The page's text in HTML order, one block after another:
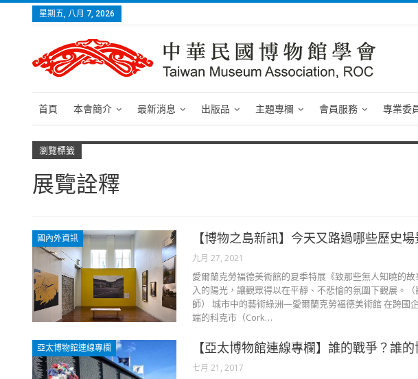
星期五, 八月 7, 2026
首頁 本會簡介 最新消息 出版品 主題專欄 會員服務 專業委
瀏覽標籤
展覽詮釋
國內外資訊 【博物之島新訊】今天又路過哪些歷史
九月 27, 2021
愛爾蘭克勞福德美術館的夏季特展《致那些無人知曉的
入的陽光，讓觀眾得以在平靜、不悲愴的氛圍下觀展。
師） 城市中的藝術綠洲—愛爾蘭克勞福德美術館 在跨國
端的科克市（Cork…
亞太博物館連線專欄 【亞太博物館連線專欄】誰的戰爭？誰
七月 21, 2017